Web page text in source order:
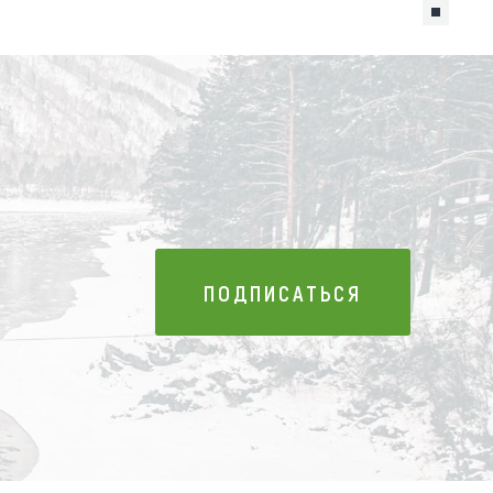
ПОДПИСАТЬСЯ
ПОДПИСАТЬСЯ